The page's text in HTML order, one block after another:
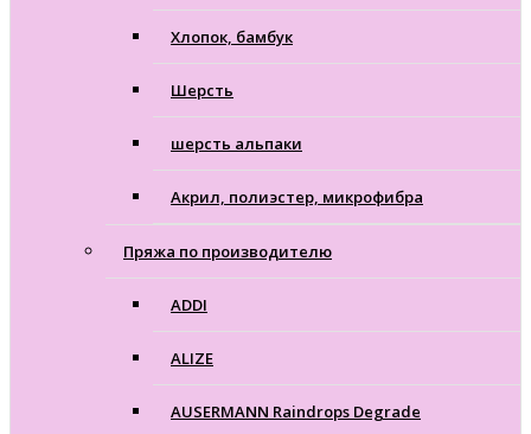
Хлопок, бамбук
Шерсть
шерсть альпаки
Акрил, полиэстер, микрофибра
Пряжа по производителю
ADDI
ALIZE
AUSERMANN Raindrops Degrade